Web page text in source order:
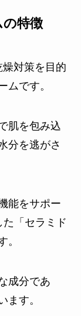
特徴
対策を目的
ムです。
肌を包み込
分を逃がさ
能をサポー
た「セラミド
。
成分であ
ます。